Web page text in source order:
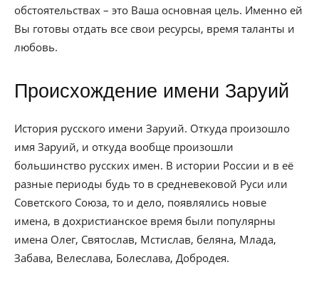
обстоятельствах – это Ваша основная цель. Именно ей
Вы готовы отдать все свои ресурсы, время таланты и
любовь.
Происхождение имени Заруий
История русского имени Заруий. Откуда произошло
имя Заруий, и откуда вообще произошли
большинство русских имен. В истории России и в её
разные периоды будь то в средневековой Руси или
Советского Союза, то и дело, появлялись новые
имена, в дохристианское время были популярны
имена Олег, Святослав, Мстислав, беляна, Млада,
Забава, Велеслава, Болеслава, Добродея.